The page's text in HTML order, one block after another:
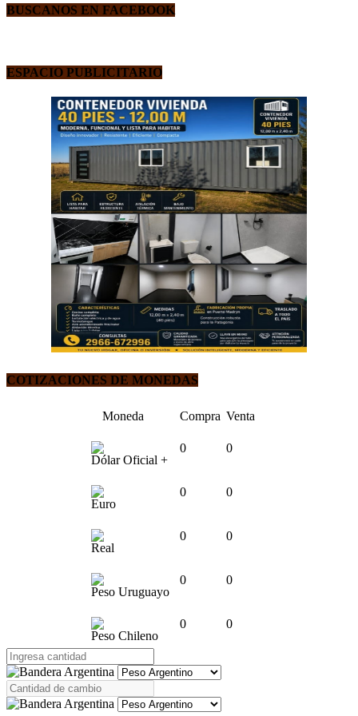
BUSCANOS EN FACEBOOK
ESPACIO PUBLICITARIO
COTIZACIONES DE MONEDAS
Moneda Compra Venta
Dólar Oficial +
0 0
Euro
0 0
Real
0 0
Peso Uruguayo
0 0
Peso Chileno
0 0